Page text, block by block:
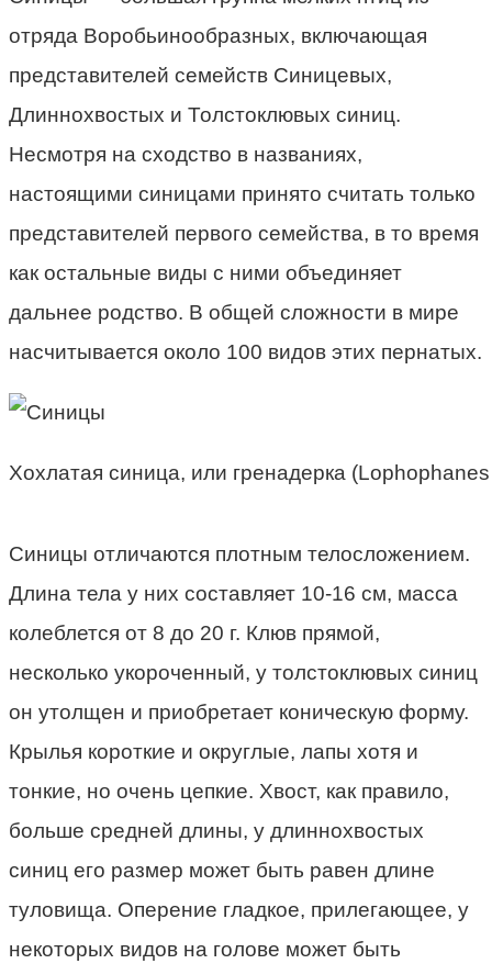
отряда Воробьинообразных, включающая
представителей семейств Синицевых,
Длиннохвостых и Толстоклювых синиц.
Несмотря на сходство в названиях,
настоящими синицами принято считать только
представителей первого семейства, в то время
как остальные виды с ними объединяет
дальнее родство. В общей сложности в мире
насчитывается около 100 видов этих пернатых.
Хохлатая синица, или гренадерка
Синицы отличаются плотным телосложением.
Длина тела у них составляет 10-16 см, масса
колеблется от 8 до 20 г. Клюв прямой,
несколько укороченный, у толстоклювых синиц
он утолщен и приобретает коническую форму.
Крылья короткие и округлые, лапы хотя и
тонкие, но очень цепкие. Хвост, как правило,
больше средней длины, у длиннохвостых
синиц его размер может быть равен длине
туловища. Оперение гладкое, прилегающее, у
некоторых видов на голове может быть